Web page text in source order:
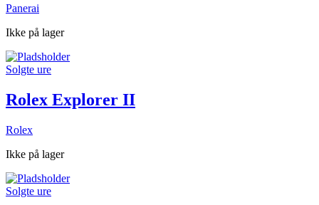
Panerai
Ikke på lager
Solgte ure
Rolex Explorer II
Rolex
Ikke på lager
Solgte ure